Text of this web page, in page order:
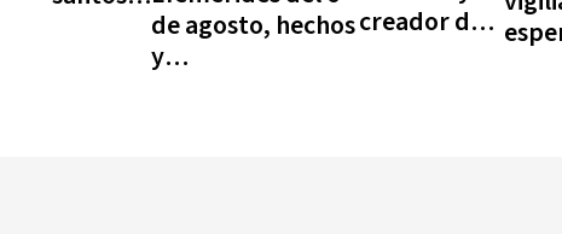
de agosto, hechos
y
creador de